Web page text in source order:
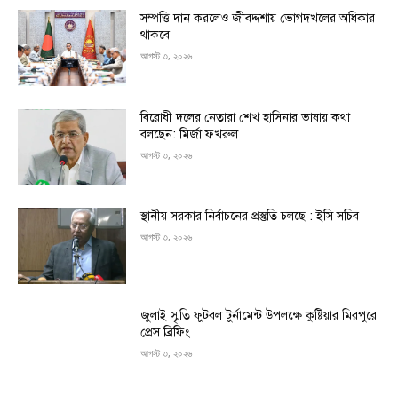
সম্পত্তি দান করলেও জীবদ্দশায় ভোগদখলের অধিকার
থাকবে
আগস্ট ৩, ২০২৬
বিরোধী দলের নেতারা শেখ হাসিনার ভাষায় কথা
বলছেন: মির্জা ফখরুল
আগস্ট ৩, ২০২৬
স্থানীয় সরকার নির্বাচনের প্রস্তুতি চলছে : ইসি সচিব
আগস্ট ৩, ২০২৬
জুলাই স্মৃতি ফুটবল টুর্নামেন্ট উপলক্ষে কুষ্টিয়ার মিরপুরে
প্রেস ব্রিফিং
আগস্ট ৩, ২০২৬